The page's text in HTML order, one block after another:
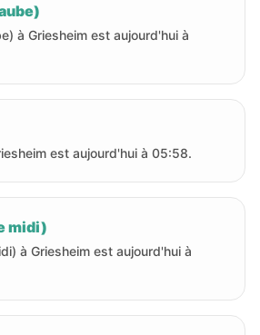
à Griesheim est aujourd'hui à
est aujourd'hui à 05:58.
midi)
à Griesheim est aujourd'hui à